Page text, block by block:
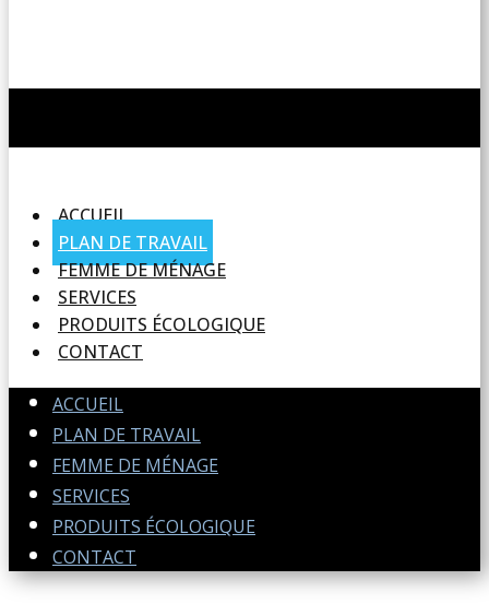
ACCUEIL
PLAN DE TRAVAIL
FEMME DE MÉNAGE
SERVICES
PRODUITS ÉCOLOGIQUE
CONTACT
ACCUEIL
PLAN DE TRAVAIL
FEMME DE MÉNAGE
SERVICES
PRODUITS ÉCOLOGIQUE
CONTACT